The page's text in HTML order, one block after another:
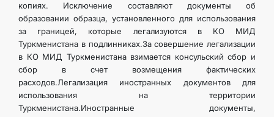
копиях. Исключение составляют документы об
образовании образца, установленного для использования
за границей, которые легализуются в КО МИД
Туркменистана в подлинниках.За совершение легализации
в КО МИД Туркменистана взимается консульский сбор и
сбор в счет возмещения фактических
расходов.Легализация иностранных документов для
использования на территории
Туркменистана.Иностранные документы,